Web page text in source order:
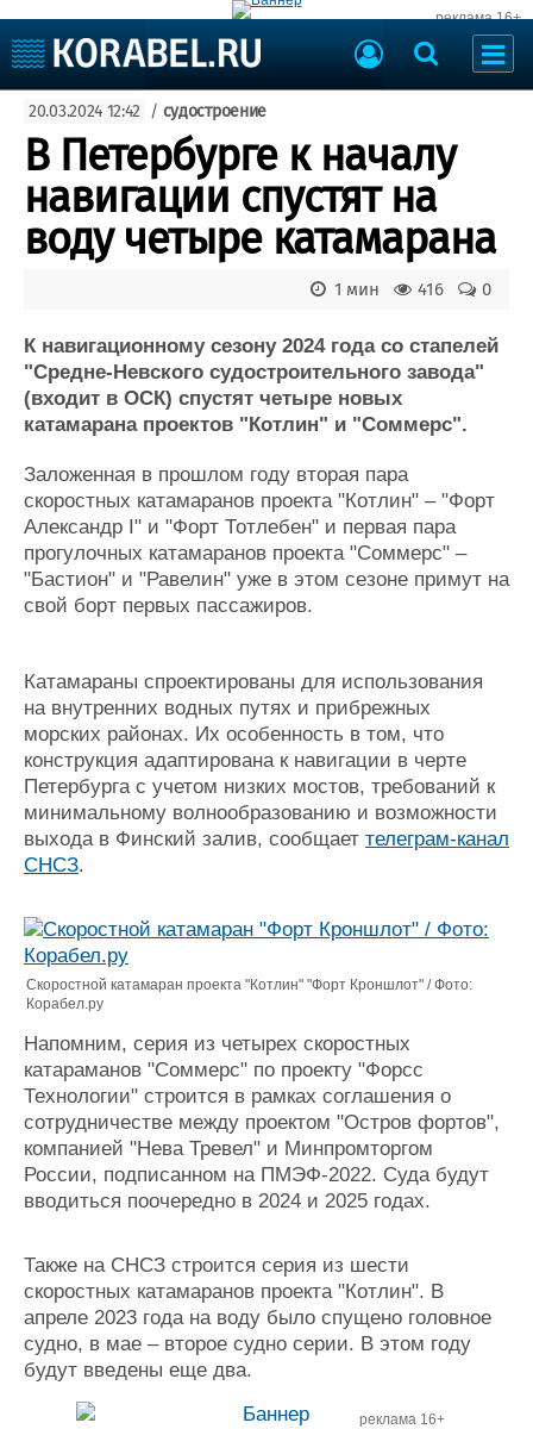
реклама 16+
Судоходство
Судоремонт
События
Порты
ВМФ
Образование
Судостроение
Пульс
Новости
Компании
Репутация
Работа
Крюинг
Журнал
Реклама
Торговая площадка
Доска объявлений
Продажа флота
Изделия
Материалы
Услуги
Выставки и семинары
Личности
Словарь
Галерея флота
Форум
Отзывы
Все службы
20.03.2024 12:42 / судостроение
В Петербурге к началу
навигации спустят на
воду четыре катамарана
0
416
1 мин
К навигационному сезону 2024 года со стапелей
"Средне-Невского судостроительного завода"
(входит в ОСК) спустят четыре новых
катамарана проектов "Котлин" и "Соммерс".
Заложенная в прошлом году вторая пара
скоростных катамаранов проекта "Котлин" – "Форт
Александр I" и "Форт Тотлебен" и первая пара
прогулочных катамаранов проекта "Соммерс" –
"Бастион" и "Равелин" уже в этом сезоне примут на
свой борт первых пассажиров.
Катамараны спроектированы для использования
на внутренних водных путях и прибрежных
морских районах. Их особенность в том, что
конструкция адаптирована к навигации в черте
Петербурга с учетом низких мостов, требований к
минимальному волнообразованию и возможности
выхода в Финский залив, сообщает телеграм-канал
СНСЗ.
Скоростной катамаран проекта "Котлин" "Форт Кроншлот" / Фото:
Корабел.ру
Напомним, серия из четырех скоростных
катараманов "Соммерс" по проекту "Форсс
Технологии" строится в рамках соглашения о
сотрудничестве между проектом "Остров фортов",
компанией "Нева Тревел" и Минпромторгом
России, подписанном на ПМЭФ-2022. Суда будут
вводиться поочередно в 2024 и 2025 годах.
Также на СНСЗ строится серия из шести
скоростных катамаранов проекта "Котлин". В
апреле 2023 года на воду было спущено головное
судно, в мае – второе судно серии. В этом году
будут введены еще два.
реклама 16+